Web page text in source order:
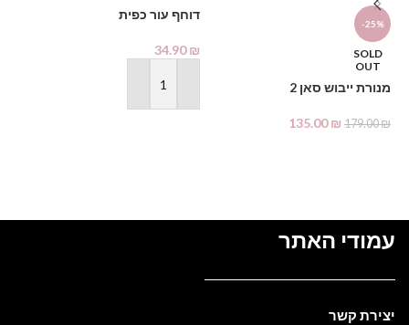
-25%
SOLD
OUT
מנורת ייבוש סאן 2
179.00₪
135.00₪
דוחף עור כפית
34.90₪
הוספה לסל
עמודי האתר
יצירת קשר